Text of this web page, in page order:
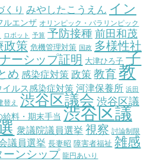
くり みやしたこうえん イン
ルエンザ オリンピック・パラリンピック
ロボット 予算 予防接種 前田和茂
政策 危機管理対策 国政 多様性社
ーシップ証明 大津ひろ子 子
め 感染症対策 政策 教育 教
ルス感染症対策 河津保養所 浜田
替え 渋谷区議会 渋谷区議
料・期末手当 渋谷区議
衆議院議員選挙 視察 討論制限
議員選挙 長妻昭 障害者福祉 雑感
ーンシップ 龍円あいり